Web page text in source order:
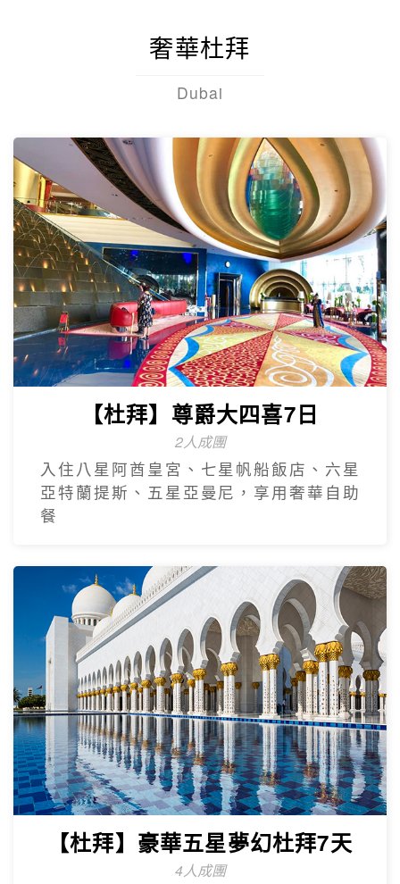
奢華杜拜
Dubai
【杜拜】尊爵大四喜7日
2人成團
入住八星阿酋皇宮、七星帆船飯店、六星
亞特蘭提斯、五星亞曼尼，享用奢華自助
餐
【杜拜】豪華五星夢幻杜拜7天
4人成團